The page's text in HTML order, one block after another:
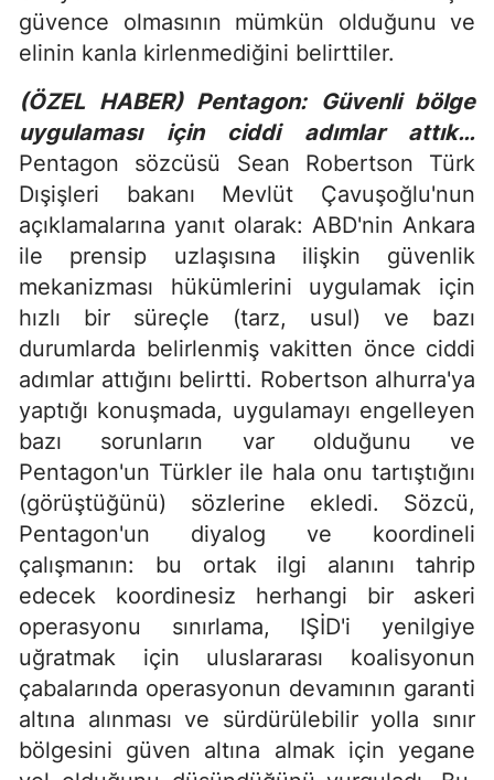
güvence olmasının mümkün olduğunu ve
elinin kanla kirlenmediğini belirttiler.
(ÖZEL HABER) Pentagon: Güvenli bölge
uygulaması için ciddi adımlar attık…
Pentagon sözcüsü Sean Robertson Türk
Dışişleri bakanı Mevlüt Çavuşoğlu'nun
açıklamalarına yanıt olarak: ABD'nin Ankara
ile prensip uzlaşısına ilişkin güvenlik
mekanizması hükümlerini uygulamak için
hızlı bir süreçle (tarz, usul) ve bazı
durumlarda belirlenmiş vakitten önce ciddi
adımlar attığını belirtti. Robertson alhurra'ya
yaptığı konuşmada, uygulamayı engelleyen
bazı sorunların var olduğunu ve
Pentagon'un Türkler ile hala onu tartıştığını
(görüştüğünü) sözlerine ekledi. Sözcü,
Pentagon'un diyalog ve koordineli
çalışmanın: bu ortak ilgi alanını tahrip
edecek koordinesiz herhangi bir askeri
operasyonu sınırlama, IŞİD'i yenilgiye
uğratmak için uluslararası koalisyonun
çabalarında operasyonun devamının garanti
altına alınması ve sürdürülebilir yolla sınır
bölgesini güven altına almak için yegane